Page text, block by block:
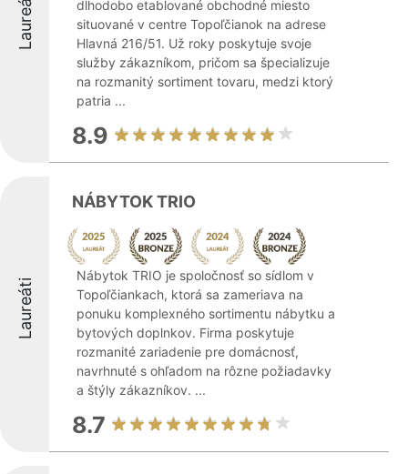
Laureáti
dlhodobo etablované obchodné miesto
situované v centre Topoľčianok na adrese
Hlavná 216/51. Už roky poskytuje svoje
služby zákazníkom, pričom sa špecializuje
na rozmanitý sortiment tovaru, medzi ktorý
patria ...
8.9
Laureáti
NÁBYTOK TRIO
Nábytok TRIO je spoločnosť so sídlom v
Topoľčiankach, ktorá sa zameriava na
ponuku komplexného sortimentu nábytku a
bytových doplnkov. Firma poskytuje
rozmanité zariadenie pre domácnosť,
navrhnuté s ohľadom na rôzne požiadavky
a štýly zákazníkov. ...
8.7